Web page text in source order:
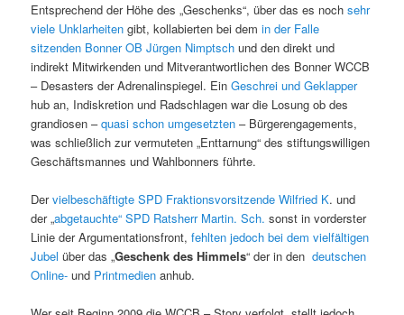
Entsprechend der Höhe des „Geschenks“, über das es noch sehr
viele Unklarheiten gibt, kollabierten bei demin der Falle
sitzenden Bonner OB Jürgen Nimptsch und den direkt und
indirekt Mitwirkenden und Mitverantwortlichen des Bonner WCCB
– Desasters der Adrenalinspiegel. EinGeschrei und Geklapper
hub an, Indiskretion und Radschlagen war die Losung ob des
grandiosen –quasi schon umgesetzten – Bürgerengagements,
was schließlich zur vermuteten „Enttarnung“ des stiftungswilligen
Geschäftsmannes und Wahlbonners führte.
Dervielbeschäftigte SPD Fraktionsvorsitzende Wilfried K. und
der „abgetauchte“ SPD Ratsherr Martin. Sch. sonst in vorderster
Linie der Argumentationsfront,fehlten jedoch bei dem vielfältigen
Jubelüber das „Geschenk des Himmels“ der in den deutschen
Online-und Printmedienanhub.